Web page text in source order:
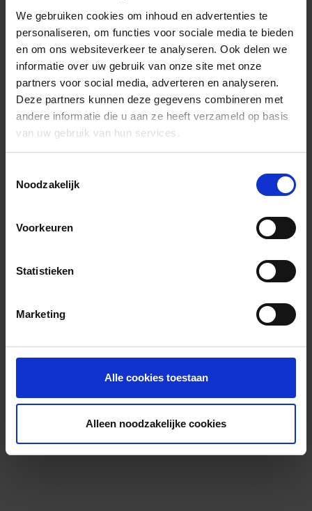
We gebruiken cookies om inhoud en advertenties te
personaliseren, om functies voor sociale media te bieden
en om ons websiteverkeer te analyseren. Ook delen we
informatie over uw gebruik van onze site met onze
partners voor social media, adverteren en analyseren.
Deze partners kunnen deze gegevens combineren met
andere informatie die u aan ze heeft verzameld op basis
van uw gebruik van hun services.
Noodzakelijk
Voorkeuren
Statistieken
Marketing
Alle cookies toestaan
Alleen noodzakelijke cookies